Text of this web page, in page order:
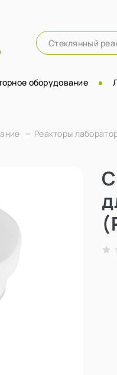
оборудование
Реакторы